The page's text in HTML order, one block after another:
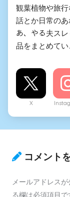
観葉植物や旅
話とか日常の
あ、やる夫ス
品をまとめて
X
コメント
メールアドレス
る欄は必須項目で